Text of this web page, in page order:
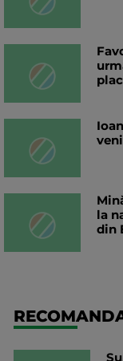
la
din